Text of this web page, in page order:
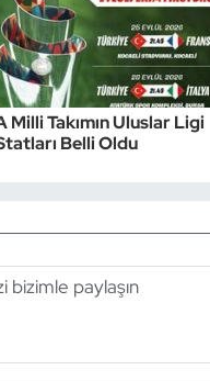
Milli Takımın Uluslar Ligi
Belli Oldu